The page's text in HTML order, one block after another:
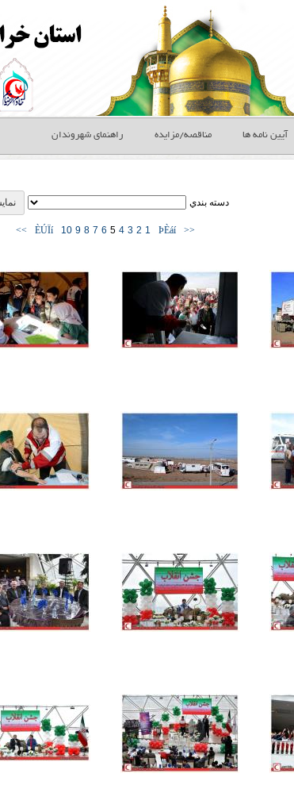
آیین نامه ها مناقصه/مزایده راهنمای شهروندان
دسته بندي
<<
ÞÈáí
1
2
3
4
5
6
7
8
9
10
ÈÚÏí
>>